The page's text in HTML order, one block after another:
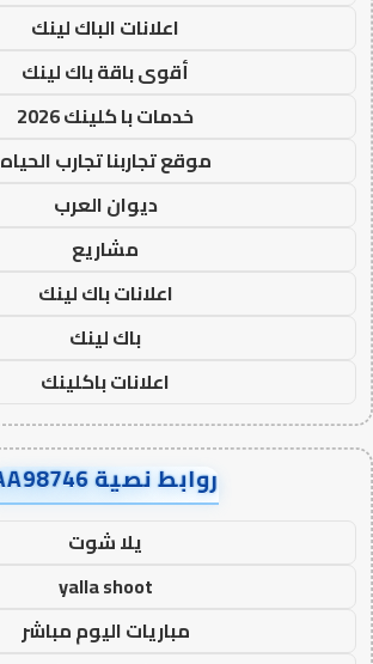
اعلانات الباك لينك
أقوى باقة باك لينك
خدمات با كلينك 2026
موقع تجاربنا تجارب الحياه
ديوان العرب
مشاريع
اعلانات باك لينك
باك لينك
اعلانات باكلينك
روابط نصية AA98746
يلا شوت
yalla shoot
مباريات اليوم مباشر